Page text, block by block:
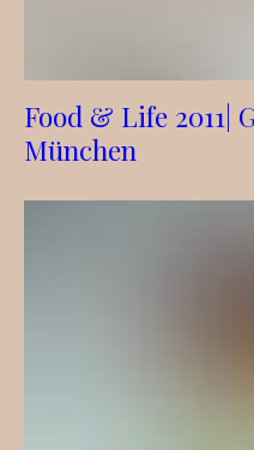
Food & Life 2011|
München